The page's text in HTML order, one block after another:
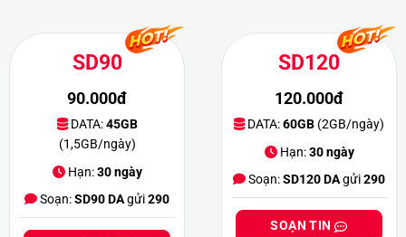
SD90
90.000đ
DATA:45GB
(1,5GB/ngày)
Hạn:30 ngày
Soạn:SD90 DAgửi290
SD120
120.000đ
DATA:60GB (2GB/ngày)
Hạn:30 ngày
Soạn:SD120 DAgửi290
SOẠN TIN